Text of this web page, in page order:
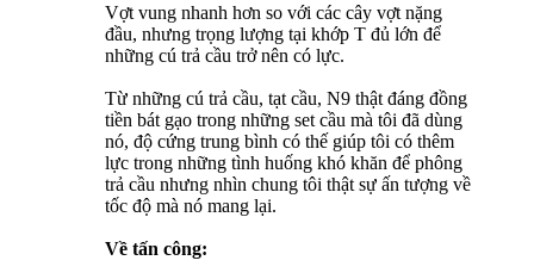
Vợt vung nhanh hơn so với các cây vợt nặng
đầu, nhưng trọng lượng tại khớp T đủ lớn để
những cú trả cầu trở nên có lực.
Từ những cú trả cầu, tạt cầu, N9 thật đáng đồng
tiền bát gạo trong những set cầu mà tôi đã dùng
nó, độ cứng trung bình có thế giúp tôi có thêm
lực trong những tình huống khó khăn để phông
trả cầu nhưng nhìn chung tôi thật sự ấn tượng về
tốc độ mà nó mang lại.
Về tấn công: